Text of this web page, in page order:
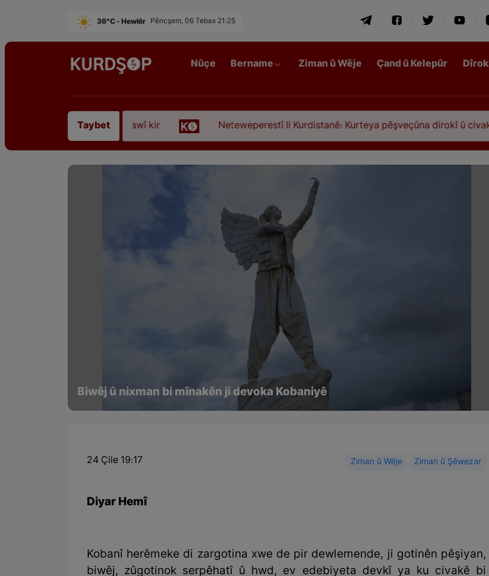
36°C - Hewlêr Pêncşem, 06 Tebax 21:25
Nûçe Bername Ziman û Wêje Çand û Kelepûr Dîrok
Taybet
Sofyanî” koça dawî kir Neteweperestî li Kurdistanê: Kurteya pêşveçûna dirokî û civakî-siyasî
Biwêj û nixman bi mînakên ji devoka Kobaniyê
24 Çile 19:17 Ziman û Wêje Ziman û Şêwezar
Diyar Hemî
Kobanî herêmeke di zargotina xwe de pir dewlemende, ji gotinên pêşiyan,
biwêj, zûgotinok serpêhatî û hwd, ev edebiyeta devkî ya ku civakê bi